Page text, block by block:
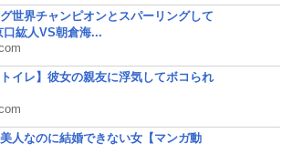
世界チャンピオンとスパーリングして
口紘人VS朝倉海...
トイレ】彼女の親友に浮気してボコられ
美人なのに結婚できない女【マンガ動